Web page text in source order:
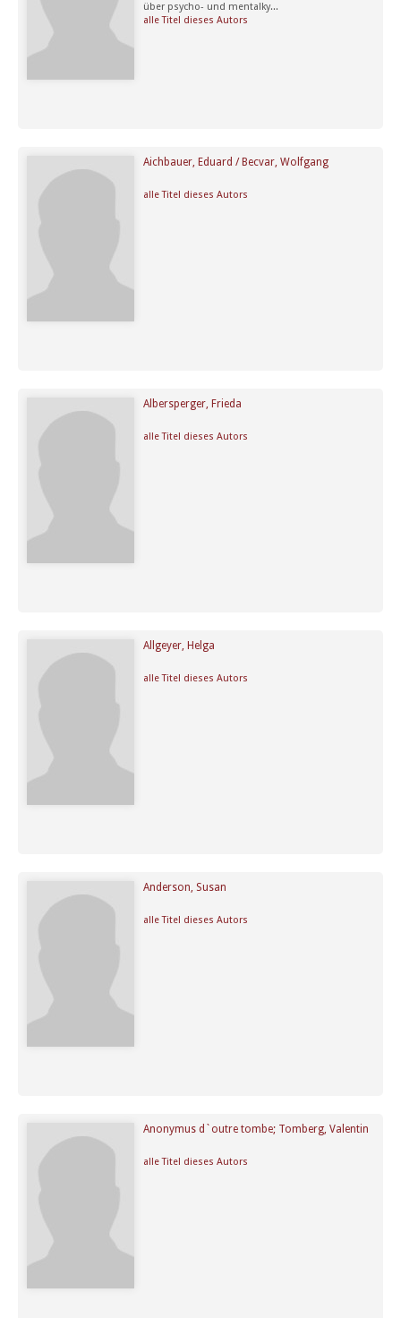
über psycho- und mentalky...
alle Titel dieses Autors
Aichbauer, Eduard / Becvar, Wolfgang
alle Titel dieses Autors
Albersperger, Frieda
alle Titel dieses Autors
Allgeyer, Helga
alle Titel dieses Autors
Anderson, Susan
alle Titel dieses Autors
Anonymus d`outre tombe; Tomberg, Valentin
alle Titel dieses Autors